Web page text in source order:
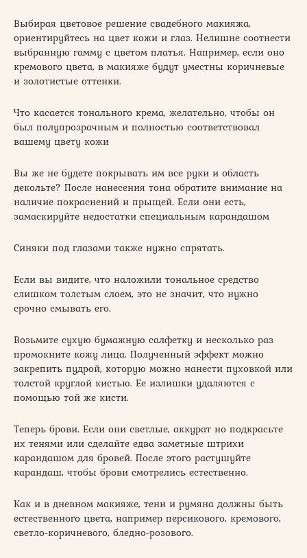
Выбирая цветовое решение свадебного макияжа,
ориентируйтесь на цвет кожи и глаз. Нелишне соотнести
выбранную гамму с цветом платья. Например, если оно
кремового цвета, в макияже будут уместны коричневые
и золотистые оттенки.
Что касается тонального крема, желательно, чтобы он
был полупрозрачным и полностью соответствовал
вашему цвету кожи
Вы же не будете покрывать им все руки и область
декольте? После нанесения тона обратите внимание на
наличие покраснений и прыщей. Если они есть,
замаскируйте недостатки специальным карандашом
Синяки под глазами также нужно спрятать.
Если вы видите, что наложили тональное средство
слишком толстым слоем, это не значит, что нужно
срочно смывать его.
Возьмите сухую бумажную салфетку и несколько раз
промокните кожу лица. Полученный эффект можно
закрепить пудрой, которую можно нанести пуховкой или
толстой круглой кистью. Ее излишки удаляются с
помощью той же кисти.
Теперь брови. Если они светлые, аккурат но подкрасьте
их тенями или сделайте едва заметные штрихи
карандашом для бровей. После этого растушуйте
карандаш, чтобы брови смотрелись естественно.
Как и в дневном макияже, тени и румяна должны быть
естественного цвета, например персикового, кремового,
светло-коричневого, бледно-розового.